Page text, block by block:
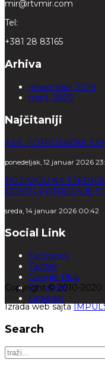
mir@rtvmir.com
Tel:
+381 28 83165
Arhiva
novembar, 2024
mart, 2020
Najčitaniji
ASK: POTROŠAČKE
ponedeljak, 12 januar 2026
POZIVAJU NA
ODSTO POTROŠNJE
sreda, 14 januar 2026 00:42
Social Link
Facebook
Twitter
Google Plus
Pinterest
Linkedin
Copyright © 2010-2020
Izrada web sajta
Search